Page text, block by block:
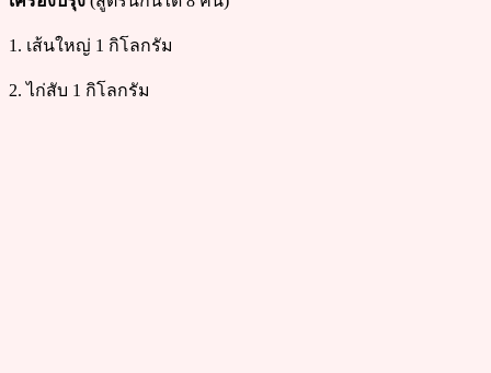
1. เส้นใหญ่ 1 กิโลกรัม
2. ไก่สับ 1 กิโลกรัม